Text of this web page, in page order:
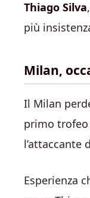
Thiago Silva
più
Milan,
Il Milan
primo
l’attaccante
Esperienza